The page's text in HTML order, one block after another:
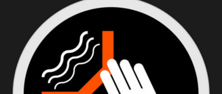
非公路
矿业
铁路
公路
汽车
卡车
硫化机
石油天然气
使用场景
国际海上安全公约
接触保护
废气处理
能力
解决方案
硬金属防护壳
联系我们